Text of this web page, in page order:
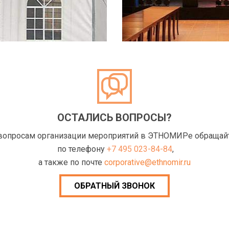
ОСТАЛИСЬ ВОПРОСЫ?
организации мероприятий в ЭТНОМИРе
по телефону +7 495 023-84-84,
а также по почте corporative@ethnomir.ru
ОБРАТНЫЙ ЗВОНОК